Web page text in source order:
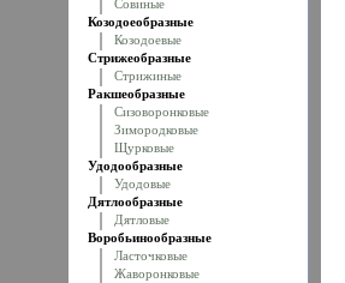
Совиные
Козодоеобразные
Козодоевые
Стрижеобразные
Стрижиные
Ракшеобразные
Сизоворонковые
Зимородковые
Щурковые
Удодообразные
Удодовые
Дятлообразные
Дятловые
Воробьинообразные
Ласточковые
Жаворонковые